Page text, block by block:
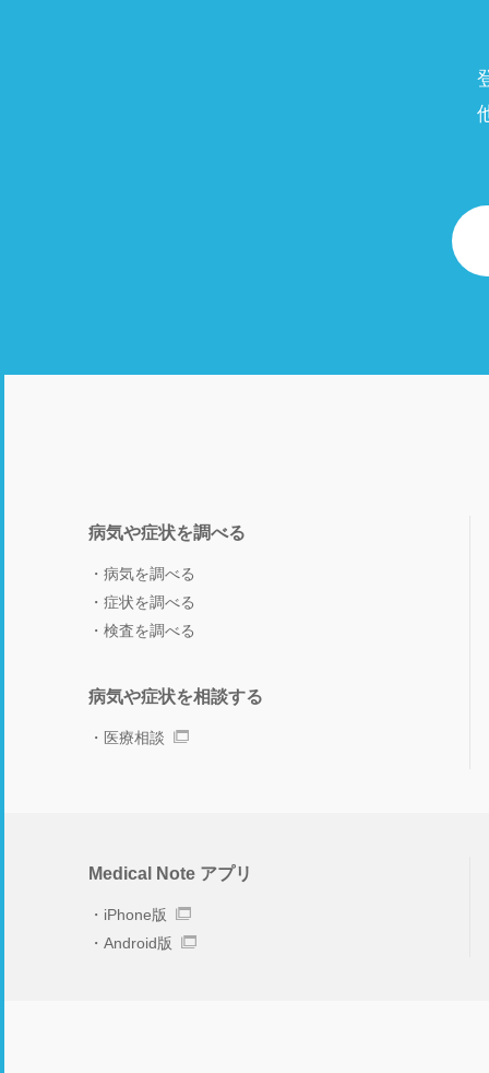
病気や症状を調べる
病気を調べる
症状を調べる
検査を調べる
病気や症状を相談する
医療相談
Medical Note アプリ
iPhone版
Android版